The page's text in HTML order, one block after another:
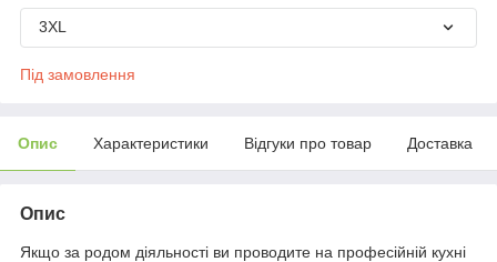
3XL
Під замовлення
Опис Характеристики Відгуки про товар Доставка
Опис
Якщо за родом діяльності ви проводите на професійній кухні